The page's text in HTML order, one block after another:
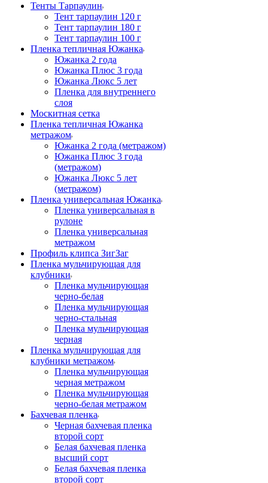
Тенты Тарпаулин
Тент тарпаулин 120 г
Тент тарпаулин 180 г
Тент тарпаулин 100 г
Пленка тепличная Южанка
Южанка 2 года
Южанка Плюс 3 года
Южанка Люкс 5 лет
Пленка для внутреннего
слоя
Москитная сетка
Пленка тепличная Южанка
метражом
Южанка 2 года (метражом)
Южанка Плюс 3 года
(метражом)
Южанка Люкс 5 лет
(метражом)
Пленка универсальная Южанка
Пленка универсальная в
рулоне
Пленка универсальная
метражом
Профиль клипса ЗигЗаг
Пленка мульчирующая для
клубники
Пленка мульчирующая
черно-белая
Пленка мульчирующая
черно-стальная
Пленка мульчирующая
черная
Пленка мульчирующая для
клубники метражом
Пленка мульчирующая
черная метражом
Пленка мульчирующая
черно-белая метражом
Бахчевая пленка
Черная бахчевая пленка
второй сорт
Белая бахчевая пленка
высший сорт
Белая бахчевая пленка
второй сорт